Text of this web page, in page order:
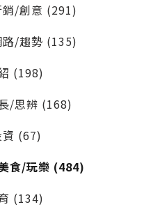
/創意 (291)
/趨勢 (135)
(198)
/思辨 (168)
(67)
食/玩樂 (484)
(134)